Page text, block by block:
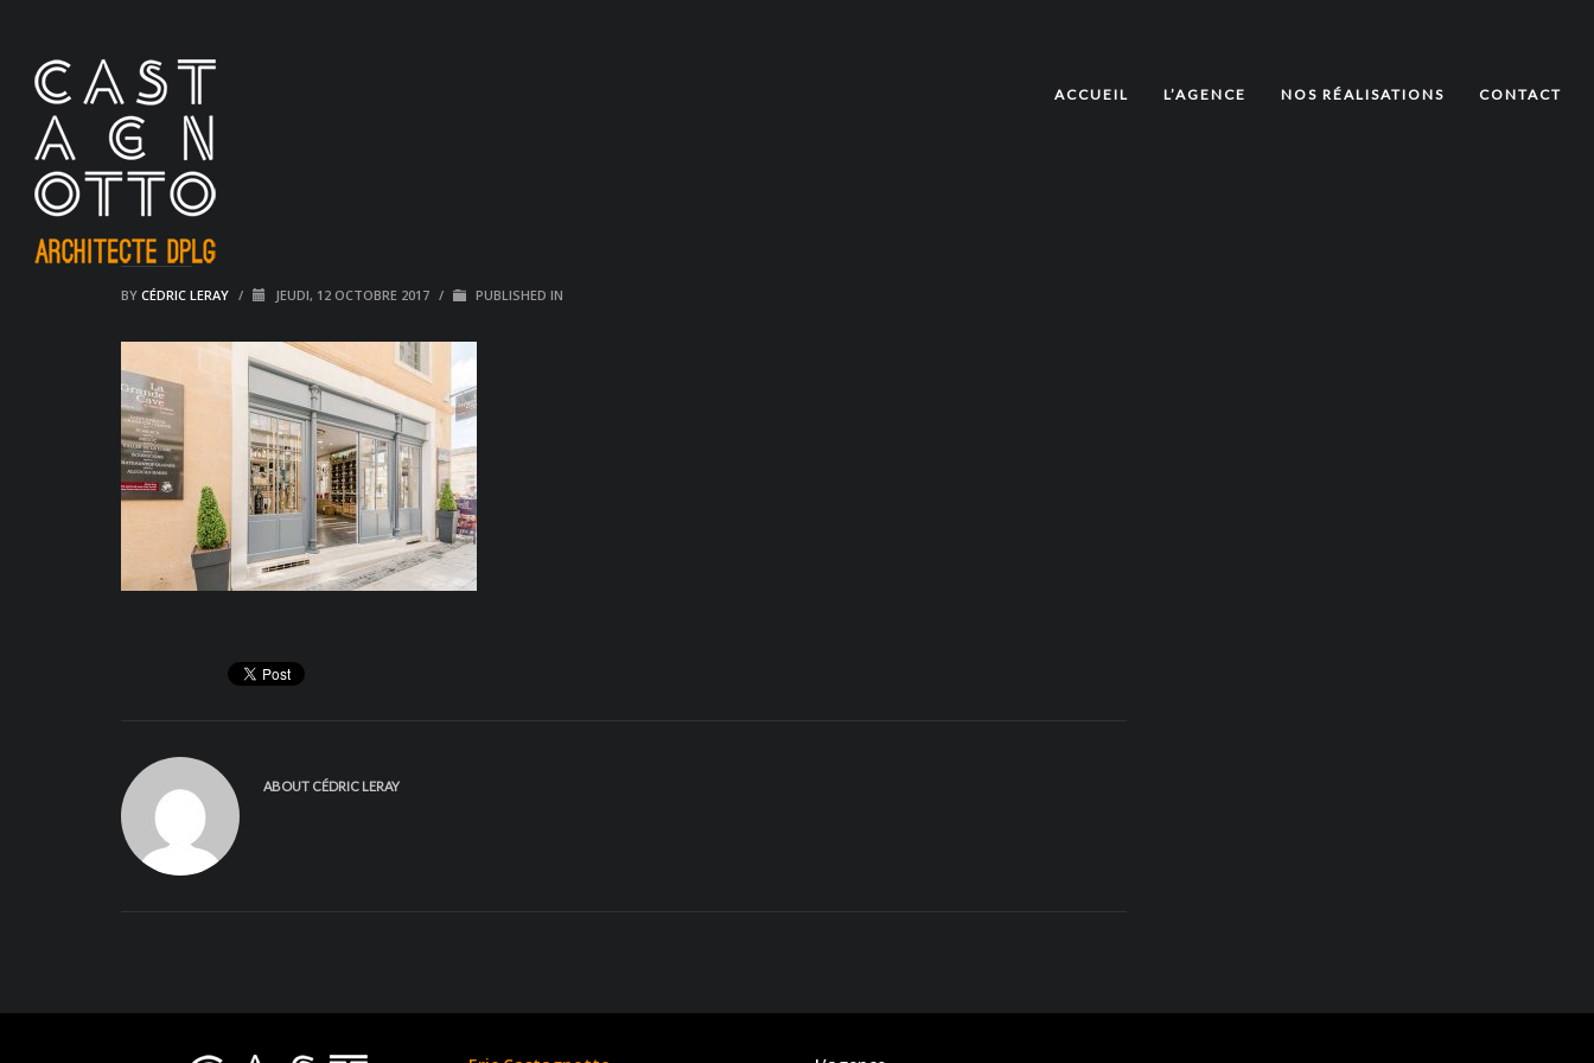
ACCUEIL L’AGENCE NOS RÉALISATIONS CONTACT
BY CÉDRIC LERAY / JEUDI, 12 OCTOBRE 2017 / PUBLISHED IN
ABOUT CÉDRIC LERAY